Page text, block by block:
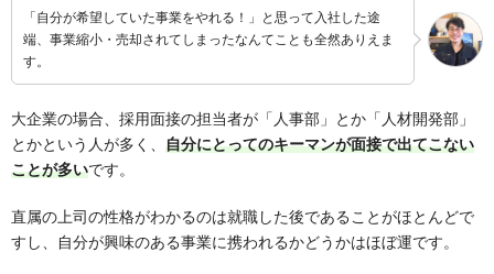
「自分が希望していた事業をやれる！」と思って入社した途
端、事業縮小・売却されてしまったなんてことも全然ありえま
す。
大企業の場合、採用面接の担当者が「人事部」とか「人材開発部」
とかという人が多く、 自分にとってのキーマンが面接で出てこない
ことが多いです。
直属の上司の性格がわかるのは就職した後であることがほとんどで
すし、自分が興味のある事業に携われるかどうかはほぼ運です。